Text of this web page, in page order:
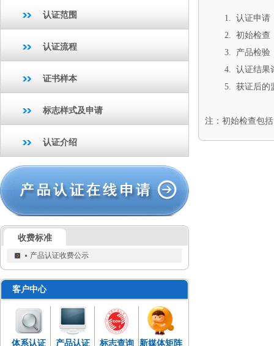
认证范围
认证流程
证书样本
标志样式及申请
认证介绍
收费标准
产品认证收费公示
客户中心
体系认证
产品认证
标志查询 新媒体矩阵
1. 认证申请
2. 初始检查
3. 产品检验
4. 认证结果
5. 获证后的
注：初始检查包